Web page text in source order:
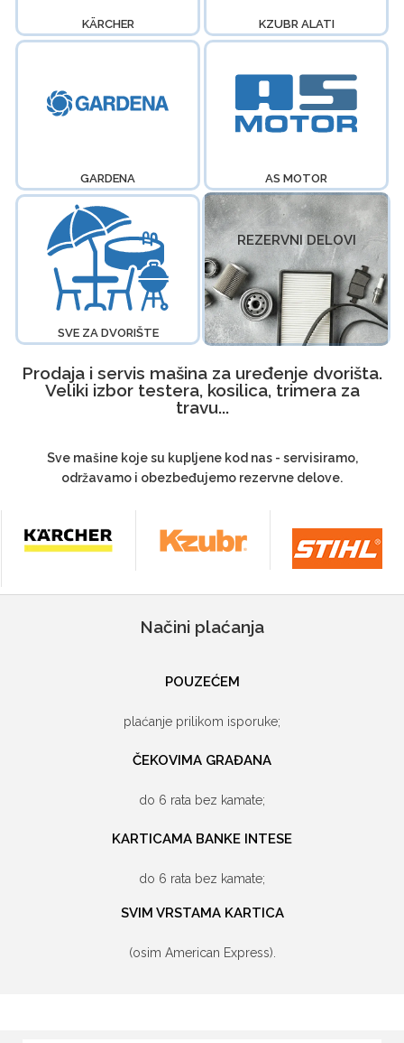
KÄRCHER KZUBR ALATI
GARDENA AS MOTOR
SVE ZA DVORIŠTE
REZERVNI DELOVI
Prodaja i servis mašina za uređenje dvorišta.
Veliki izbor testera, kosilica, trimera za
travu...
Sve mašine koje su kupljene kod nas - servisiramo,
održavamo i obezbeđujemo rezervne delove.
Načini plaćanja
POUZEĆEM
plaćanje prilikom isporuke;
ČEKOVIMA GRAĐANA
do 6 rata bez kamate;
KARTICAMA BANKE INTESE
do 6 rata bez kamate;
SVIM VRSTAMA KARTICA
(osim American Express).